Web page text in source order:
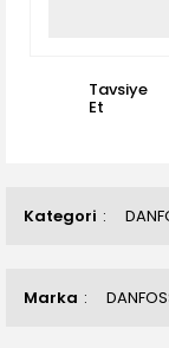
Kategori
Marka
Tavsiye
Et